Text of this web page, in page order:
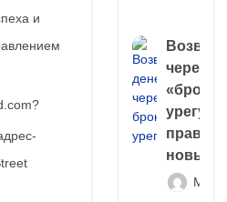
и
через
правда
новый